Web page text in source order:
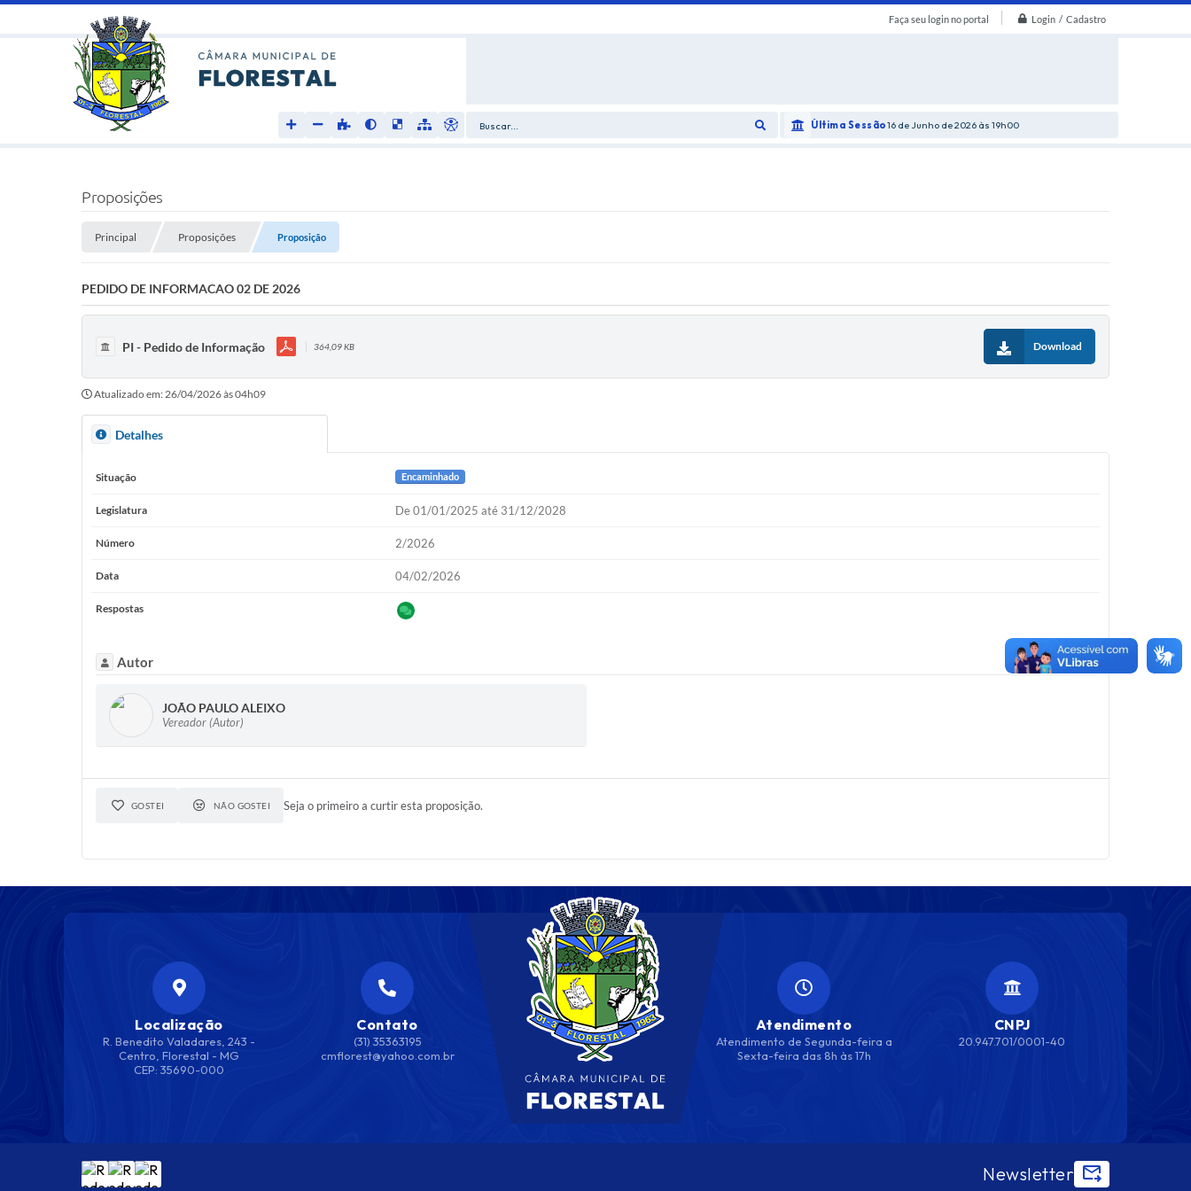
Faça seu login no portal Login / Cadastro
Buscar... Última Sessão16 de Junho de 2026 19h00
Proposições
Principal Proposições Proposição
PEDIDO DE INFORMACAO 02 DE 2026
PI - Pedido de Informação 364,09 KB Download
Atualizado em: 26/04/2026 às 04h09
Detalhes
Situação Encaminhado
Legislatura De 01/01/2025 até 31/12/2028
Número 2/2026
Data 04/02/2026
Respostas
Autor
JOÃO PAULO ALEIXO
Vereador (Autor)
GOSTEI NÃO GOSTEI Seja o primeiro a curtir esta proposição.
Localização
R. Benedito Valadares, 243 -
Centro, Florestal - MG
CEP: 35690-000
Contato
(31) 35363195
cmflorest@yahoo.com.br
Atendimento
Atendimento de Segunda-feira a
Sexta-feira das 8h às 17h
CNPJ
20.947.701/0001-40
Newsletter